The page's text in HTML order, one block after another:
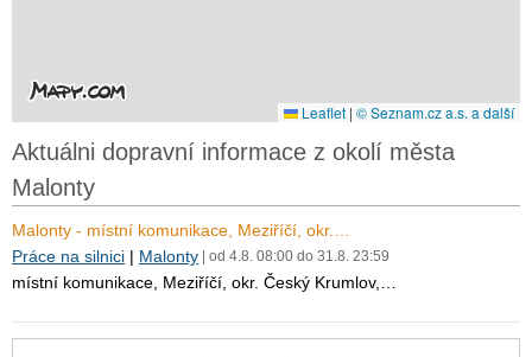
Leaflet | © Seznam.cz a.s. a další
Aktuálni dopravní informace z okolí města
Malonty
Malonty - místní komunikace, Meziříčí, okr.…
Práce na silnici | Malonty | od 4.8. 08:00 do 31.8. 23:59
místní komunikace, Meziříčí, okr. Český Krumlov,…